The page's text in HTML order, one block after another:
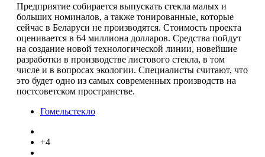
Предприятие собирается выпускать стекла малых и
больших номиналов, а также тонированные, которые
сейчас в Беларуси не производятся. Стоимость проекта
оценивается в 64 миллиона долларов. Средства пойдут
на создание новой технологической линии, новейшие
разработки в производстве листового стекла, в том
числе и в вопросах экологии. Специалисты считают, что
это будет одно из самых современных производств на
постсоветском пространстве.
Гомельстекло
+4